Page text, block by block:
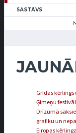
SASTĀVS
Grīdas
Ģimeņu
Drīzumā
grafiku un
Eiropas